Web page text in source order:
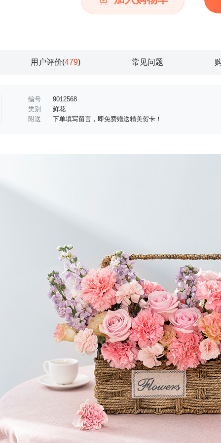
用户评价(479) 常见问题
编号
9012568
类别
鲜花
附送
下单填写留言，即免费赠送精美贺卡！